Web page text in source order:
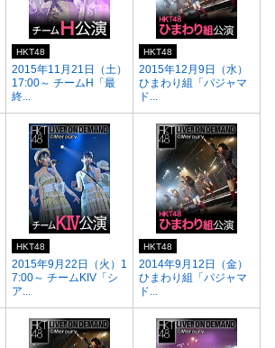
2015年11月21日（土）
17:00～ チームH「最
終...
HKT48
2015年12月9日（水）
ひまわり組「パジャマ
ド...
HKT48
2015年9月22日（火）1
7:00～ チームKIV「シ
ア...
HKT48
2014年9月12日（金）
ひまわり組「パジャマ
ド...
HKT48